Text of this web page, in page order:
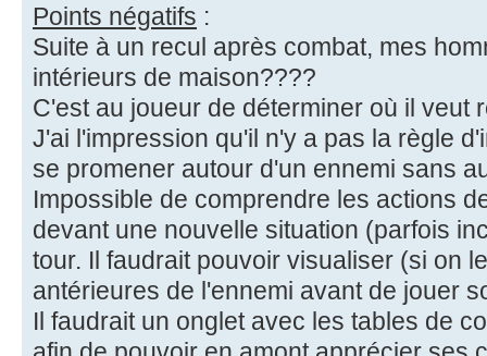
Points négatifs :
Suite à un recul après combat, mes
intérieurs de maison????
C'est au joueur de déterminer où il veut
J'ai l'impression qu'il n'y a pas la règle
se promener autour d'un ennemi sans
Impossible de comprendre les actions
devant une nouvelle situation (parfois
tour. Il faudrait pouvoir visualiser (si on
antérieures de l'ennemi avant de jouer
Il faudrait un onglet avec les tables de